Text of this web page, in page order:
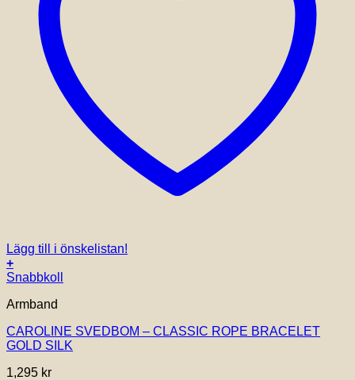
Lägg till i önskelistan!
+
Snabbkoll
Armband
CAROLINE SVEDBOM – CLASSIC ROPE BRACELET
GOLD SILK
1,295 kr